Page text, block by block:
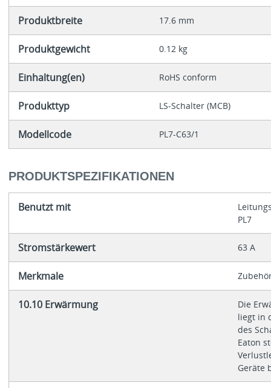
Produktbreite 17.6 mm
Produktgewicht 0.12 kg
Einhaltung(en) RoHS conform
Produkttyp LS-Schalter (MCB)
Modellcode PL7-C63/1
PRODUKTSPEZIFIKATIONEN
Benutzt mit
PL7
Stromstärkewert 63 A
Merkmale
10.10 Erwärmung
Die
liegt in
des
Eaton
Geräte